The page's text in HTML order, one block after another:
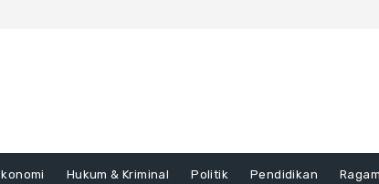
Hukum & Kriminal Politik Pendidikan